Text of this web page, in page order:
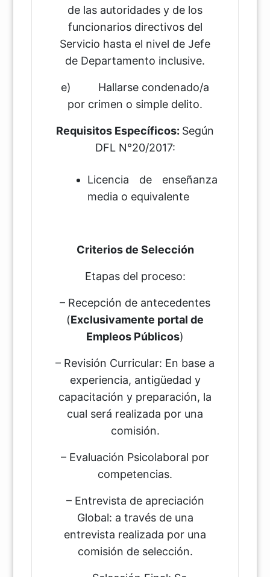
de las autoridades y de los
funcionarios directivos del
Servicio hasta el nivel de Jefe
de Departamento inclusive.
e) Hallarse condenado/a
por crimen o simple delito.
Requisitos Específicos: Según
DFL N°20/2017:
Licencia de enseñanza
media o equivalente
Criterios de Selección
Etapas del proceso:
– Recepción de antecedentes
(Exclusivamente portal de
Empleos Públicos)
– Revisión Curricular: En base a
experiencia, antigüedad y
capacitación y preparación, la
cual será realizada por una
comisión.
– Evaluación Psicolaboral por
competencias.
– Entrevista de apreciación
Global: a través de una
entrevista realizada por una
comisión de selección.